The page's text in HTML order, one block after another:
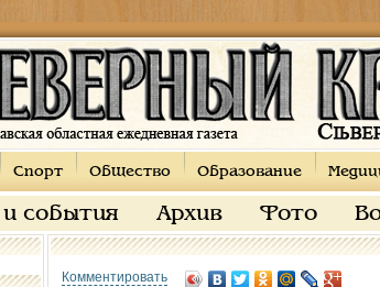
Спорт Общество Образование
события Архив Фото
Комментировать